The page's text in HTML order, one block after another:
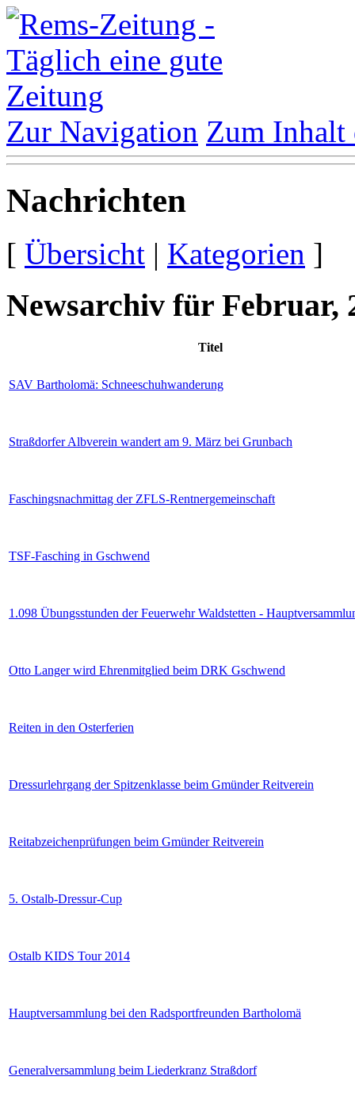
Zur Navigation Zum Inhalt
Nachrichten
[ Übersicht | Kategorien ]
Newsarchiv für Februar,
Titel
SAV Bartholomä: Schneeschuhwanderung
Straßdorfer Albverein wandert am 9. März bei Grunbach
Faschingsnachmittag der ZFLS-Rentnergemeinschaft
TSF-Fasching in Gschwend
1.098 Übungsstunden der Feuerwehr Waldstetten -
Otto Langer wird Ehrenmitglied beim DRK Gschwend
Reiten in den Osterferien
Dressurlehrgang der Spitzenklasse beim Gmünder Reitverein
Reitabzeichenprüfungen beim Gmünder Reitverein
5. Ostalb-Dressur-Cup
Ostalb KIDS Tour 2014
Hauptversammlung bei den Radsportfreunden Bartholomä
Generalversammlung beim Liederkranz Straßdorf